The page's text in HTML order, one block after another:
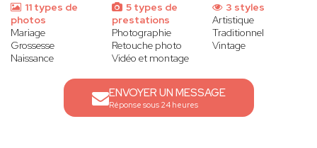
11 types de
photos
Mariage
Grossesse
Naissance
5 types de
prestations
Photographie
Retouche photo
Vidéo et montage
3 styles
Artistique
Traditionnel
Vintage
ENVOYER UN MESSAGE
Réponse sous 24 heures